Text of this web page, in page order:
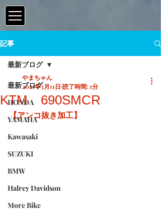
記事
最新ブログ
HONDA
YAMAHA
Kawasaki
SUZUKI
BMW
Halrey Davidson
More Bike
最新ブログ
KTM 690SMCR
やまちゃん
2021年3月11日 読了時間: 1分
【アンコ抜き加工】